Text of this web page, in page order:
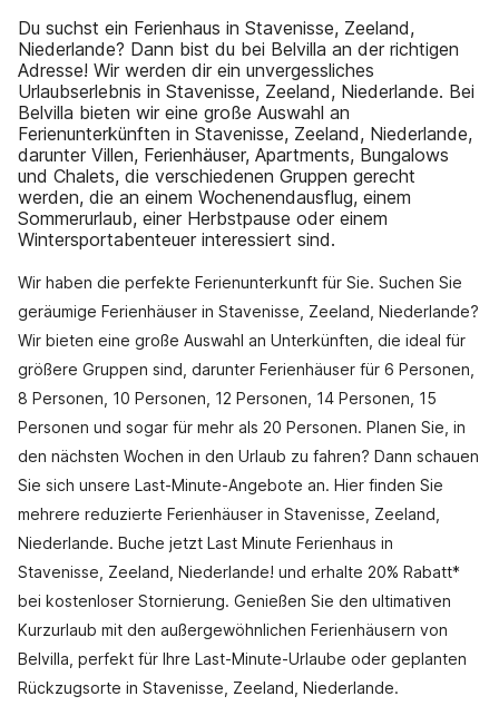
Du suchst ein Ferienhaus in Stavenisse, Zeeland,
Niederlande? Dann bist du bei Belvilla an der richtigen
Adresse! Wir werden dir ein unvergessliches
Urlaubserlebnis in Stavenisse, Zeeland, Niederlande. Bei
Belvilla bieten wir eine große Auswahl an
Ferienunterkünften in Stavenisse, Zeeland, Niederlande,
darunter Villen, Ferienhäuser, Apartments, Bungalows
und Chalets, die verschiedenen Gruppen gerecht
werden, die an einem Wochenendausflug, einem
Sommerurlaub, einer Herbstpause oder einem
Wintersportabenteuer interessiert sind.
Wir haben die perfekte Ferienunterkunft für Sie. Suchen Sie
geräumige Ferienhäuser in Stavenisse, Zeeland, Niederlande?
Wir bieten eine große Auswahl an Unterkünften, die ideal für
größere Gruppen sind, darunter Ferienhäuser für 6 Personen,
8 Personen, 10 Personen, 12 Personen, 14 Personen, 15
Personen und sogar für mehr als 20 Personen. Planen Sie, in
den nächsten Wochen in den Urlaub zu fahren? Dann schauen
Sie sich unsere Last-Minute-Angebote an. Hier finden Sie
mehrere reduzierte Ferienhäuser in Stavenisse, Zeeland,
Niederlande. Buche jetzt Last Minute Ferienhaus in
Stavenisse, Zeeland, Niederlande! und erhalte 20% Rabatt*
bei kostenloser Stornierung. Genießen Sie den ultimativen
Kurzurlaub mit den außergewöhnlichen Ferienhäusern von
Belvilla, perfekt für Ihre Last-Minute-Urlaube oder geplanten
Rückzugsorte in Stavenisse, Zeeland, Niederlande.